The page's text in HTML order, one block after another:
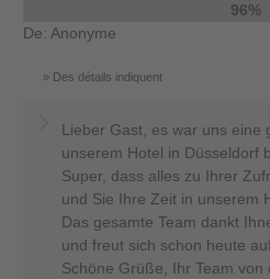
96%
De: Anonyme
Des détails indiquent
Lieber Gast, es war uns eine
unserem Hotel in Düsseldorf
Super, dass alles zu Ihrer
und Sie Ihre Zeit in unserem
Das gesamte Team dankt
und freut sich schon heute
Schöne Grüße, Ihr Team von